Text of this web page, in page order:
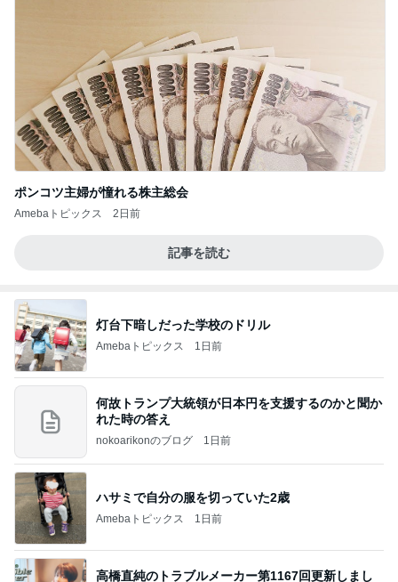
ポンコツ主婦が憧れる株主総会
Amebaトピックス 2日前
記事を読む
灯台下暗しだった学校のドリル
Amebaトピックス 1日前
何故トランプ大統領が日本円を支援するのかと聞か
れた時の答え
nokoarikonのブログ 1日前
ハサミで自分の服を切っていた2歳
Amebaトピックス 1日前
高橋直純のトラブルメーカー第1167回更新しまし